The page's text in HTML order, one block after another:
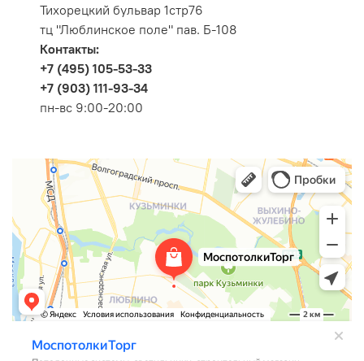
Тихорецкий бульвар 1стр76
тц "Люблинское поле" пав. Б-108
Контакты:
+7 (495) 105-53-33
+7 (903) 111-93-34
пн-вс 9:00-20:00